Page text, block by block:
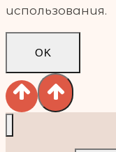
использования.
OK